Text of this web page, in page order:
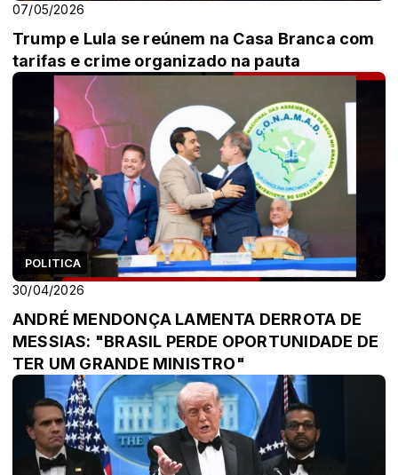
07/05/2026
Trump e Lula se reúnem na Casa Branca com
tarifas e crime organizado na pauta
POLITICA
30/04/2026
ANDRÉ MENDONÇA LAMENTA DERROTA DE
MESSIAS: "BRASIL PERDE OPORTUNIDADE DE
TER UM GRANDE MINISTRO"